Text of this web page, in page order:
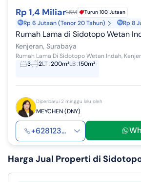
Rp 1,4 Miliar1.5M Turun 100 Jutaan
Rp 6 Jutaan (Tenor 20 Tahun) Rp 8
Rumah Lama di Sidotopo Wetan
Kenjeran, Surabaya
3
2LT:200m²LB:150m²
Diperbarui 2 minggu lalu oleh
MEYCHEN (DNY)
+628123...
Harga Jual Properti di